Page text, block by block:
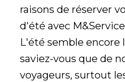
raisons de réserver
d'été avec
L'été semble encore
saviez-vous que de
voyageurs, surtout